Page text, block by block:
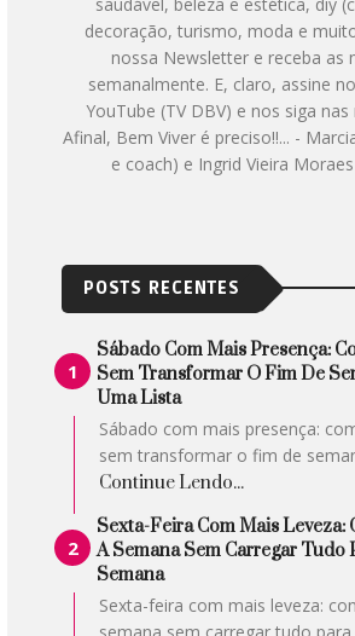
saudável, beleza e estética, diy
decoração, turismo, moda e
nossa Newsletter e receba as
semanalmente. E, claro, assine
YouTube (TV DBV) e nos siga nas
Afinal, Bem Viver é preciso!!... -
e coach) e Ingrid Vieira
POSTS RECENTES
Sábado Com Mais Presença:
Sem Transformar O Fim De
Uma Lista
Sábado com mais presença:
sem transformar o fim de
Continue Lendo...
Sexta-Feira Com Mais Leveza:
A Semana Sem Carregar Tudo
Semana
Sexta-feira com mais leveza: